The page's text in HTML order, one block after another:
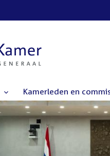
Kamerleden en